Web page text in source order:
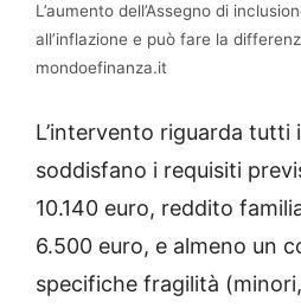
L’aumento dell’Assegno di
all’inflazione e può fare la
mondoefinanza.it
L’intervento riguarda tutti
soddisfano i requisiti
10.140 euro, reddito
6.500 euro, e almeno un
specifiche fragilità